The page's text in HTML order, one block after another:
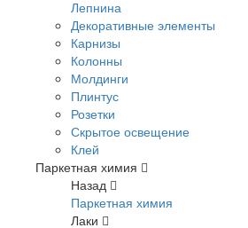
Лепнина
Декоративные элементы
Карнизы
Колонны
Молдинги
Плинтус
Розетки
Скрытое освещение
Клей
Паркетная химия
Назад
Паркетная химия
Лаки